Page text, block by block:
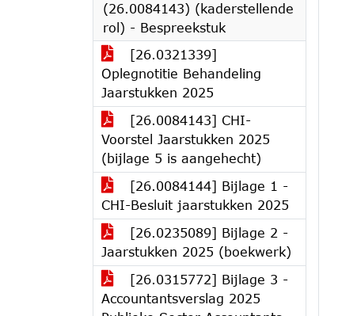
(26.0084143) (kaderstellende
rol) - Bespreekstuk
[26.0321339]
Oplegnotitie Behandeling
Jaarstukken 2025
[26.0084143] CHI-
Voorstel Jaarstukken 2025
(bijlage 5 is aangehecht)
[26.0084144] Bijlage 1 -
CHI-Besluit jaarstukken 2025
[26.0235089] Bijlage 2 -
Jaarstukken 2025 (boekwerk)
[26.0315772] Bijlage 3 -
Accountantsverslag 2025